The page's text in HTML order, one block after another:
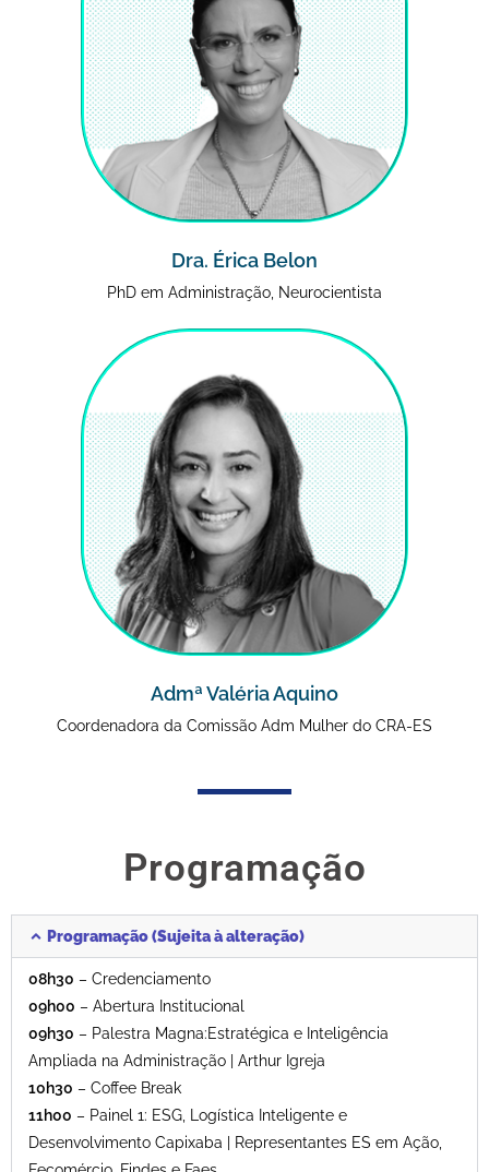
Dra. Érica Belon
PhD em Administração, Neurocientista
Admª Valéria Aquino
Coordenadora da Comissão Adm Mulher do CRA-ES
Programação
Programação (Sujeita à alteração)
08h30 – Credenciamento
09h00 – Abertura Institucional
09h30 – Palestra Magna:Estratégica e Inteligência
Ampliada na Administração | Arthur Igreja
10h30 – Coffee Break
11h00 – Painel 1: ESG, Logística Inteligente e
Desenvolvimento Capixaba | Representantes ES em Ação,